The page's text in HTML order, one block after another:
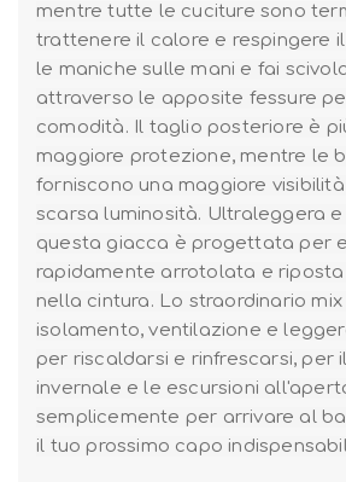
mentre tutte le cuciture sono
trattenere il calore e respingere
le maniche sulle mani e fai
attraverso le apposite fessure
comodità. Il taglio posteriore è
maggiore protezione, mentre le
forniscono una maggiore
scarsa luminosità. Ultraleggera
questa giacca è progettata per
rapidamente arrotolata e
nella cintura. Lo straordinario
isolamento, ventilazione e
per riscaldarsi e rinfrescarsi, per
invernale e le escursioni
semplicemente per arrivare al
il tuo prossimo capo